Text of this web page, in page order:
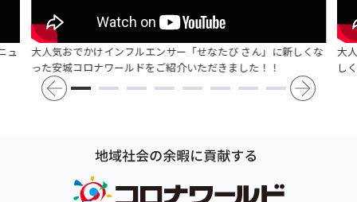
ュ
大人気おでかけインフルエンサー「せなたび さん」に新しくな
った安城コロナワールドをご紹介いただきました！！
大
し